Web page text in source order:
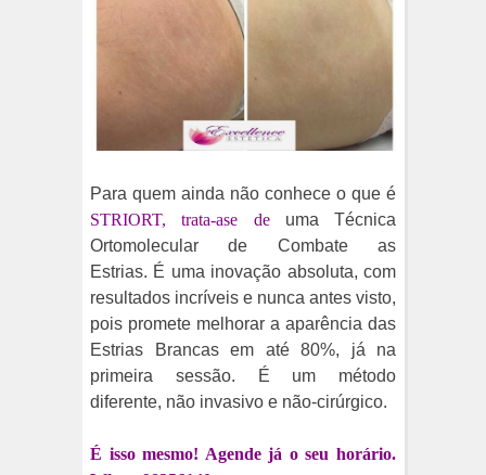
Para quem ainda não conhece o que é
STRIORT,trata-ase de uma Técnica
Ortomolecular de Combate as
Estrias. É uma inovação absoluta, com
resultados incríveis e nunca antes visto,
pois promete melhorar a aparência das
Estrias Brancas em até 80%, já na
primeira sessão. É um método
diferente, não invasivo e não-cirúrgico.
É isso mesmo! Agende já o seu horário.